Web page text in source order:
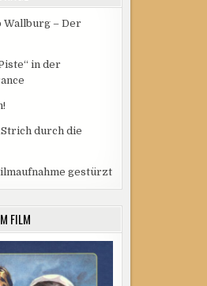
Wallburg – Der
in der
durch die
gestürzt
FILM